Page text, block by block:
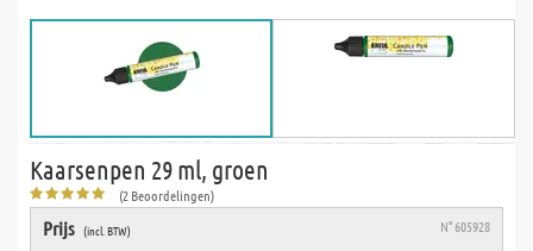
Kaarsenpen 29 ml, groen
(2 Beoordelingen)
Prijs (incl. BTW) N° 605928